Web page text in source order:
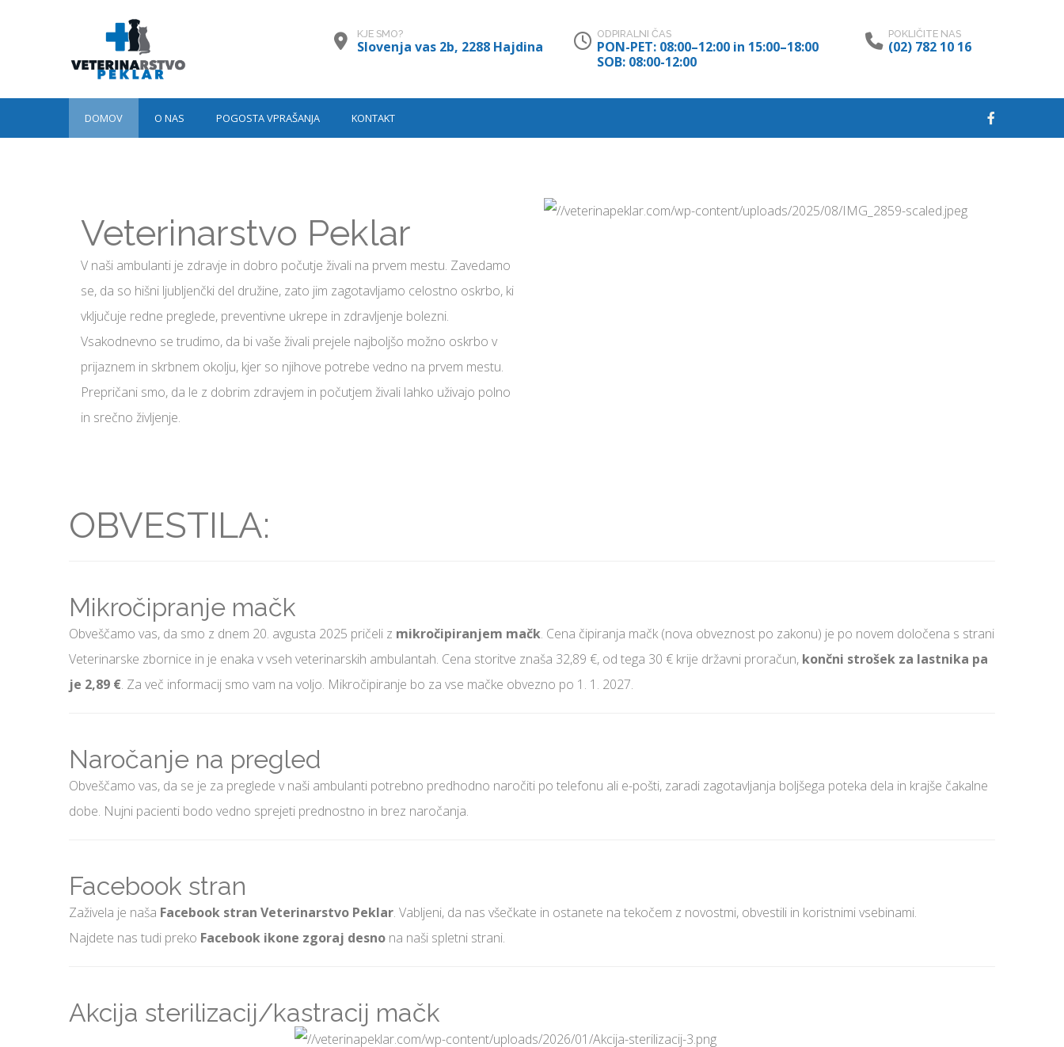
KJE SMO?
Slovenja vas 2b, 2288 Hajdina
ODPIRALNI ČAS
PON-PET: 08:00–12:00 in 15:00–18:00
SOB: 08:00-12:00
POKLIČITE NAS
(02) 782 10 16
DOMOV O NAS POGOSTA VPRAŠANJA KONTAKT
Veterinarstvo Peklar
V naši ambulanti je zdravje in dobro počutje živali na prvem mestu. Zavedamo
se, da so hišni ljubljenčki del družine, zato jim zagotavljamo celostno oskrbo, ki
vključuje redne preglede, preventivne ukrepe in zdravljenje bolezni.
Vsakodnevno se trudimo, da bi vaše živali prejele najboljšo možno oskrbo v
prijaznem in skrbnem okolju, kjer so njihove potrebe vedno na prvem mestu.
Prepričani smo, da le z dobrim zdravjem in počutjem živali lahko uživajo polno
in srečno življenje.
OBVESTILA:
Mikročipranje mačk
Obveščamo vas, da smo z dnem 20. avgusta 2025 pričeli z mikročipiranjem mačk. Cena čipiranja mačk (nova obveznost po zakonu) je po novem določena s strani
Veterinarske zbornice in je enaka v vseh veterinarskih ambulantah. Cena storitve znaša 32,89 €, od tega 30 € krije državni proračun, končni strošek za lastnika pa
je 2,89 €. Za več informacij smo vam na voljo. Mikročipiranje bo za vse mačke obvezno po 1. 1. 2027.
Naročanje na pregled
Obveščamo vas, da se je za preglede v naši ambulanti potrebno predhodno naročiti po telefonu ali e-pošti, zaradi zagotavljanja boljšega poteka dela in krajše čakalne
dobe. Nujni pacienti bodo vedno sprejeti prednostno in brez naročanja.
Facebook stran
Zaživela je naša Facebook stran Veterinarstvo Peklar. Vabljeni, da nas všečkate in ostanete na tekočem z novostmi, obvestili in koristnimi vsebinami.
Najdete nas tudi preko Facebook ikone zgoraj desno na naši spletni strani.
Akcija sterilizacij/kastracij mačk